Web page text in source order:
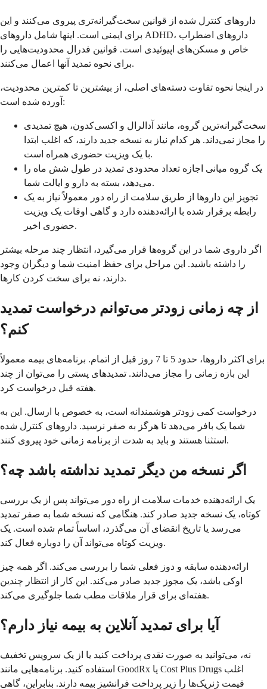
داروهای کنترل شده از قوانین سخت‌گیرانه‌تری پیروی می‌کنند و این
برای ایمنی است. اینها شامل داروهای ADHD، داروهای اضطراب
خاص و مسکن‌های اپیوئیدی است. قوانین فدرال محدودیت‌هایی را
برای نحوه تمدید آنها اعمال می‌کنند.
در اینجا نحوه تفاوت دسته‌های اصلی، از بیشترین تا کمترین محدودیت،
آورده شده است:
سخت‌گیرانه‌ترین گروه، مانند آدالرال و اکسی‌کدون، هیچ تمدیدی
را مجاز نمی‌داند. هر کدام نیاز به نسخه جدید دارند، که اغلب ابتدا
با یک ویزیت حضوری همراه است.
یک گروه میانی اجازه تعداد محدودی تمدید در طول شش ماه را
می‌دهد، بسته به دارو و ایالت شما.
تجویز این داروها از طریق سلامت از راه دور معمولاً نیاز به یک
رابطه برقرار شده با ارائه‌دهنده دارد و گاهی اوقات یک ویزیت
حضوری اخیر.
اگر داروی شما در این گروه‌ها قرار می‌گیرد، انتظار چند مرحله بیشتر
را داشته باشید. این مراحل برای حفظ امنیت شما و دیگران وجود
دارند، نه برای سخت کردن کارها.
از چه زمانی زودتر می‌توانم درخواست تمدید
کنم؟
برای اکثر داروها، حدود 5 تا 7 روز قبل از اتمام. برنامه‌های بیمه معمولاً
این بازه زمانی را مجاز می‌دانند. تمدیدهای پستی را می‌توان از چند
هفته قبل درخواست کرد.
درخواست کمی زودتر هوشمندانه است، به خصوص با ارسال. این به
شما یک بافر می‌دهد تا هرگز به صفر نرسید. داروهای کنترل شده
استثنا هستند و باید به شدت از برنامه زمانی خود پیروی کنند.
اگر نسخه من دیگر تمدید نداشته باشد چه؟
یک ارائه‌دهنده خدمات سلامت از راه دور می‌تواند پس از یک بررسی
کوتاه، یک نسخه جدید صادر کند. هنگامی که نسخه شما به صفر تمدید
می‌رسد یا تاریخ انقضای آن می‌گذرد، اساساً تمام شده است. یک
ویزیت کوتاه می‌تواند آن را دوباره فعال کند.
ارائه‌دهنده سابقه و دوز فعلی شما را بررسی می‌کند. اگر همه چیز
اوکی باشد، یک مجوز جدید صادر می‌کند. این کار از انتظار چندین
هفته‌ای برای قرار ملاقات مطب شما جلوگیری می‌کند.
آیا برای تمدید آنلاین به بیمه نیاز دارم؟
نه، می‌توانید به صورت نقدی پرداخت کنید یا از یک سرویس تخفیف
استفاده کنید. برنامه‌هایی مانند GoodRx یا Cost Plus Drugs اغلب
قیمت ژنریک‌ها را زیر پرداخت فرانشیز بیمه دارند. بنابراین، گاهی